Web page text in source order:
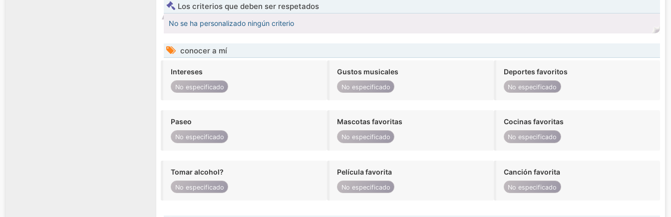
Los criterios que deben ser respetados
No se ha personalizado ningún criterio
conocer a mí
Intereses
No especificado
Gustos musicales
No especificado
Deportes favoritos
No especificado
Paseo
No especificado
Mascotas favoritas
No especificado
Cocinas favoritas
No especificado
Tomar alcohol?
No especificado
Película favorita
No especificado
Canción favorita
No especificado